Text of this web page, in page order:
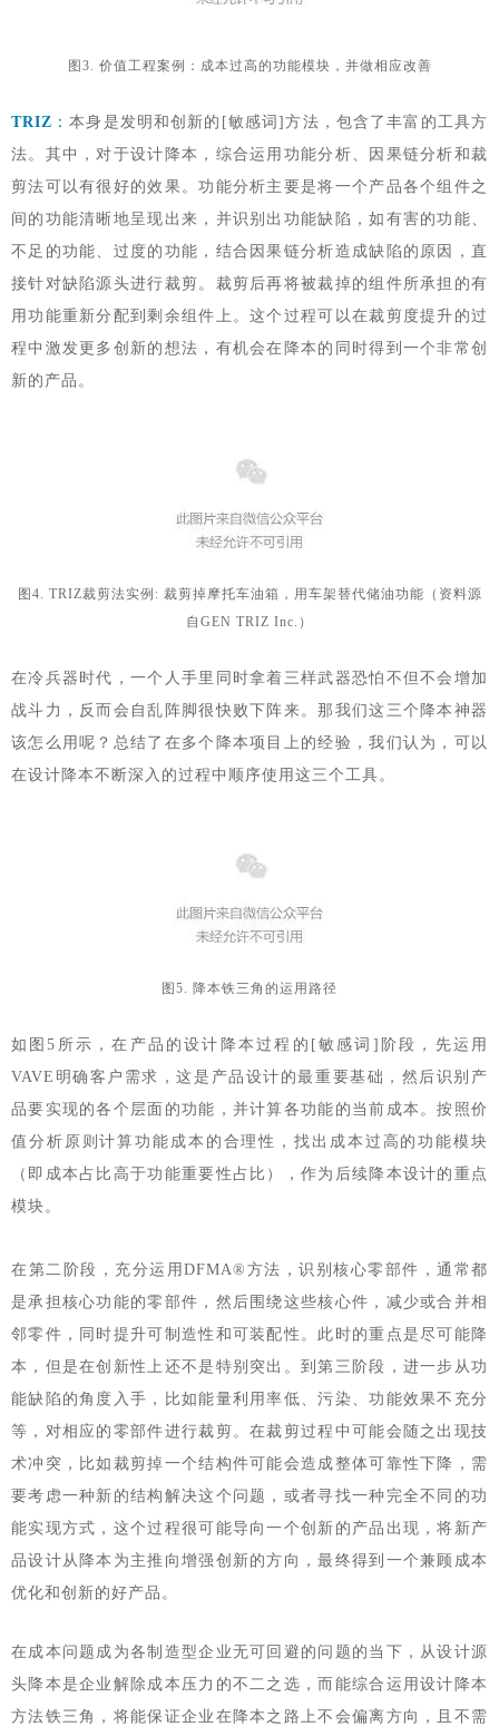
图3. 价值工程案例：成本过高的功能模块，并做相应改善
TRIZ ：本身是发明和创新的[敏感词]方法，包含了丰富的工具方
法。其中，对于设计降本，综合运用功能分析、因果链分析和裁
剪法可以有很好的效果。功能分析主要是将一个产品各个组件之
间的功能清晰地呈现出来，并识别出功能缺陷，如有害的功能、
不足的功能、过度的功能，结合因果链分析造成缺陷的原因，直
接针对缺陷源头进行裁剪。裁剪后再将被裁掉的组件所承担的有
用功能重新分配到剩余组件上。这个过程可以在裁剪度提升的过
程中激发更多创新的想法，有机会在降本的同时得到一个非常创
新的产品。
图4. TRIZ裁剪法实例: 裁剪掉摩托车油箱，用车架替代储油功能（资料源
自GEN TRIZ Inc.）
在冷兵器时代，一个人手里同时拿着三样武器恐怕不但不会增加
战斗力，反而会自乱阵脚很快败下阵来。那我们这三个降本神器
该怎么用呢？总结了在多个降本项目上的经验，我们认为，可以
在设计降本不断深入的过程中顺序使用这三个工具。
图5. 降本铁三角的运用路径
如图5所示，在产品的设计降本过程的[敏感词]阶段，先运用
VAVE明确客户需求，这是产品设计的最重要基础，然后识别产
品要实现的各个层面的功能，并计算各功能的当前成本。按照价
值分析原则计算功能成本的合理性，找出成本过高的功能模块
（即成本占比高于功能重要性占比），作为后续降本设计的重点
模块。
在第二阶段，充分运用DFMA®方法，识别核心零部件，通常都
是承担核心功能的零部件，然后围绕这些核心件，减少或合并相
邻零件，同时提升可制造性和可装配性。此时的重点是尽可能降
本，但是在创新性上还不是特别突出。到第三阶段，进一步从功
能缺陷的角度入手，比如能量利用率低、污染、功能效果不充分
等，对相应的零部件进行裁剪。在裁剪过程中可能会随之出现技
术冲突，比如裁剪掉一个结构件可能会造成整体可靠性下降，需
要考虑一种新的结构解决这个问题，或者寻找一种完全不同的功
能实现方式，这个过程很可能导向一个创新的产品出现，将新产
品设计从降本为主推向增强创新的方向，最终得到一个兼顾成本
优化和创新的好产品。
在成本问题成为各制造型企业无可回避的问题的当下，从设计源
头降本是企业解除成本压力的不二之选，而能综合运用设计降本
方法铁三角，将能保证企业在降本之路上不会偏离方向，且不需